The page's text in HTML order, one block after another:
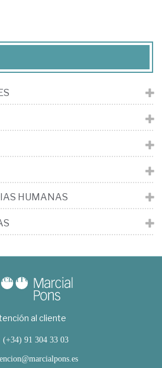
HUMANAS
al cliente
(+34) 91 304 33 03